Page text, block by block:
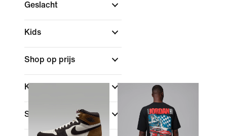
Geslacht
Kids
Shop op prijs
Kleur
Sport